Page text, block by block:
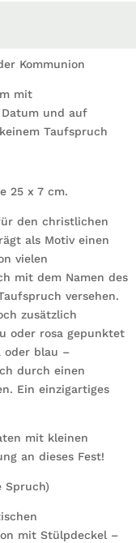
Kommunion
mit
und auf
Taufspruch
25 x 7 cm.
den christlichen
als Motiv einen
vielen
mit dem Namen des
versehen.
zusätzlich
oder rosa gepunktet
oder blau –
durch einen
Ein einzigartiges
mit kleinen
an dieses Fest!
Spruch)
mit Stülpdeckel –